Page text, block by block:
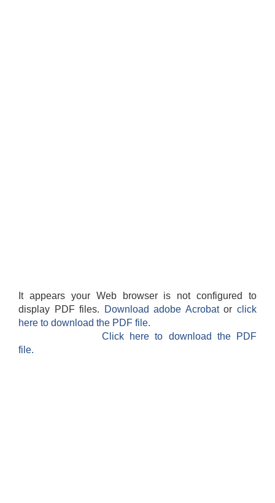
It appears your Web browser is not configured to
display PDF files.
Download adobe Acrobatorclick
here to download the PDF file.
Click here to download the PDF
file.